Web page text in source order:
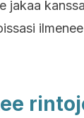
jakaa